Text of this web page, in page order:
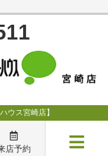
ウス宮崎店】
店予約